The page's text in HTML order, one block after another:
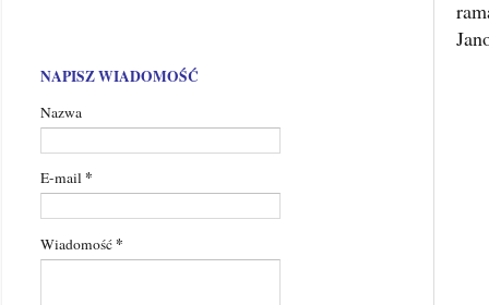
NAPISZ WIADOMOŚĆ
Nazwa
E-mail*
Wiadomość*